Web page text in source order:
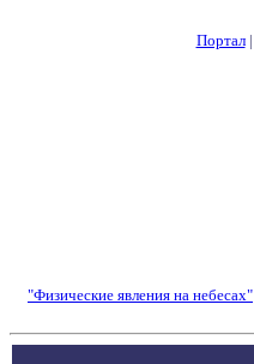
Портал|
"Физические явления на небесах"